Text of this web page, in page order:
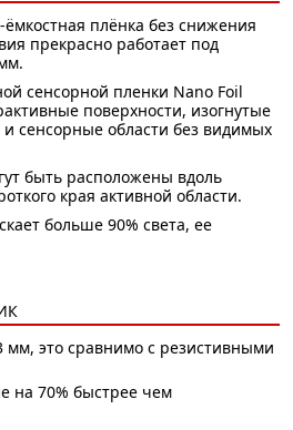
плёнка без снижения
прекрасно работает под
сенсорной пленки Nano Foil
поверхности, изогнутые
сенсорные области без видимых
быть расположены вдоль
края активной области.
больше 90% света, ее
мм, это сравнимо с резистивными
на 70% быстрее чем